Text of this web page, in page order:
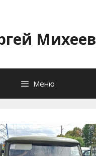
Михеев
Меню